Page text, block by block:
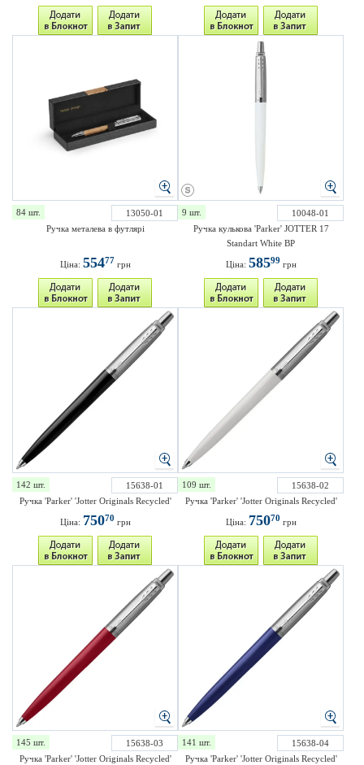
84 шт.
13050-01
Ручка металева в футлярі
Ціна: 55477 грн
9 шт.
10048-01
Ручка кулькова 'Parker' JOTTER 17
Standart White BP
Ціна: 58599 грн
142 шт.
15638-01
Ручка 'Parker' 'Jotter Originals Recycled'
Ціна: 75070 грн
109 шт.
15638-02
Ручка 'Parker' 'Jotter Originals Recycled'
Ціна: 75070 грн
145 шт.
15638-03
Ручка 'Parker' 'Jotter Originals Recycled'
141 шт.
15638-04
Ручка 'Parker' 'Jotter Originals Recycled'